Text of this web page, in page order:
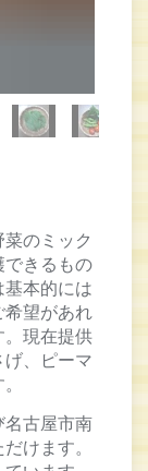
のミック
きるもの
本的には
望があれ
現在提供
、ピーマ
古屋市南
けます。